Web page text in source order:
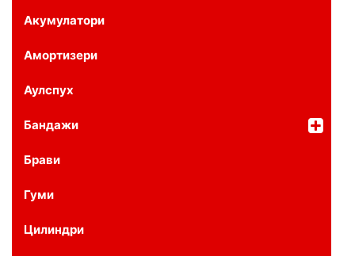
Акумулатори
Амортизери
Аулспух
Бандажи
Брави
Гуми
Цилиндри